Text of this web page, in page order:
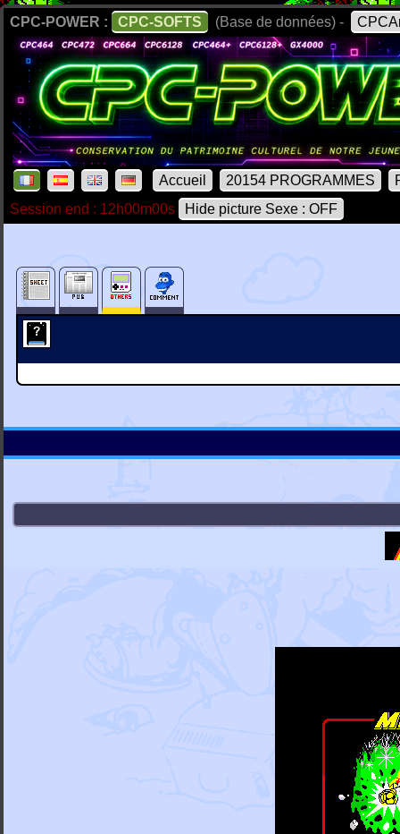
CPC-POWER : CPC-SOFTS (Base de données) -
Accueil 20154 PROGRAMMES
Session end : 12h00m00s
Hide picture Sexe : OFF